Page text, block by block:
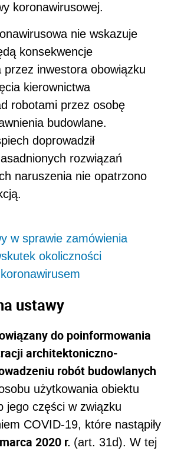
koronawirusowej.
nie wskazuje
konsekwencje
przez inwestora obowiązku
kierownictwa
robotami przez osobę
budowlane.
doprowadził
rozwiązań
naruszenia nie opatrzono
w sprawie zamówienia
okoliczności
ustawy
do poinformowania
architektoniczno-
robót budowlanych
użytkowania obiektu
jego części w związku
COVID-19, które nastąpiły
2020 r. (art. 31d). W tej